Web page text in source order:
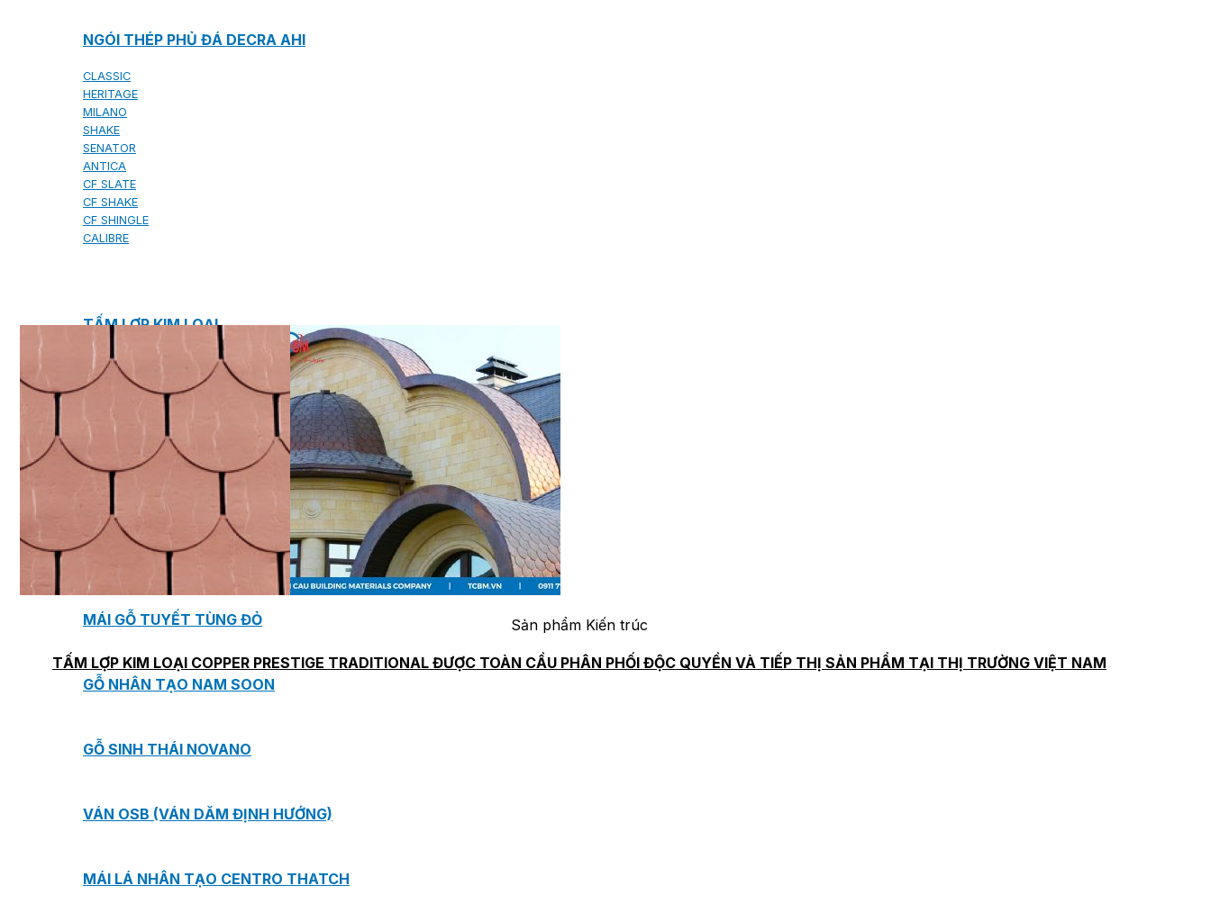
NGÓI THÉP PHỦ ĐÁ DECRA AHI
CLASSIC
HERITAGE
MILANO
SHAKE
SENATOR
ANTICA
CF SLATE
CF SHAKE
CF SHINGLE
CALIBRE
TẤM LỢP KIM LOẠI
PREMIUM - COPPER PRESTIGE ULTIMETAL HD
PREMIUM - COPPER PRESTIGE COMPACT PLUS
PREMIUM - COPPER PRESTIGE ELITE
PREMIUM - COPPER PRESTIGE TRADITIONAL
TẤM ỐP VOX
TẤM ỐP TRẦN INFRATOP
TẤM ỐP TƯỜNG MAX-3
TẤM ỐP ĐA NĂNG FRONTO
MÁI GỖ TUYẾT TÙNG ĐỎ
GỖ NHÂN TẠO NAM SOON
GỖ SINH THÁI NOVANO
VÁN OSB (VÁN DĂM ĐỊNH HƯỚNG)
MÁI LÁ NHÂN TẠO CENTRO THATCH
Sản phẩm Kiến trúc
TẤM LỢP KIM LOẠI COPPER PRESTIGE TRADITIONAL ĐƯỢC TOÀN CẦU PHÂN PHỐI ĐỘC QUYỀN VÀ TIẾP THỊ SẢN PHẨM TẠI THỊ TRƯỜNG VIỆT NAM